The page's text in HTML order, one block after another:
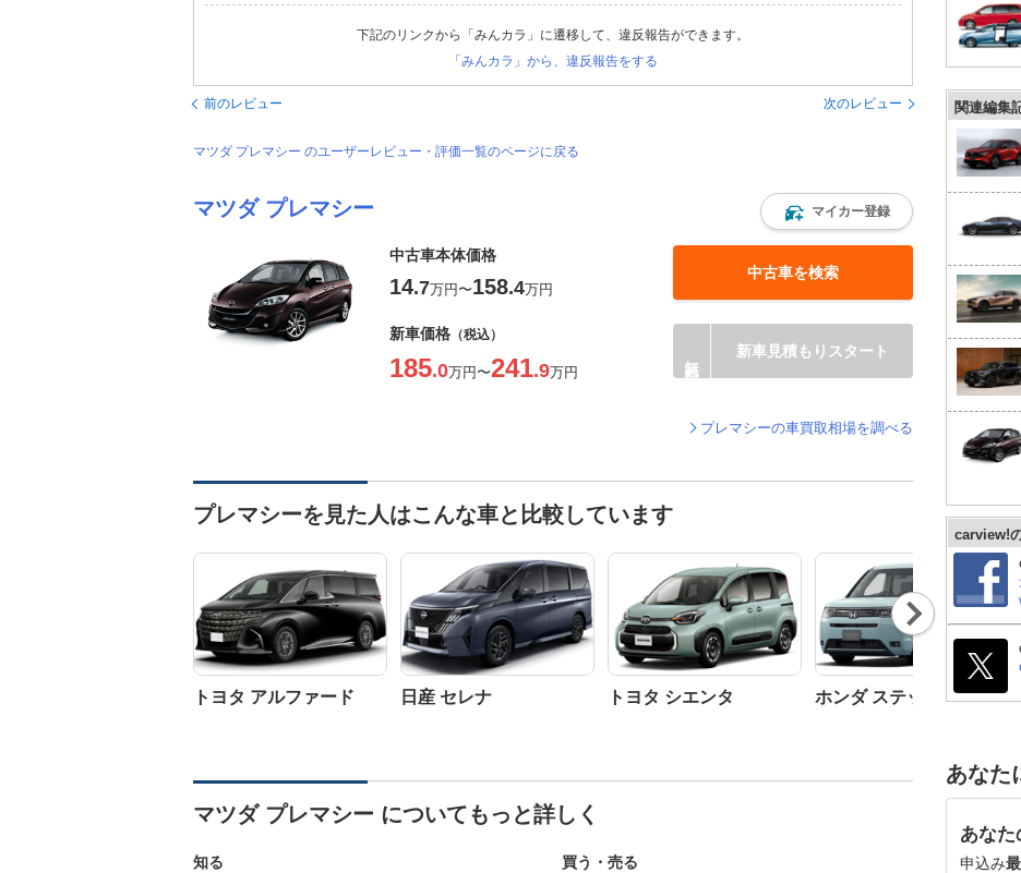
下記のリンクから「みんカラ」に遷移して、違反報告ができます。
「みんカラ」から、違反報告をする
前のレビュー 次のレビュー
マツダ プレマシー のユーザーレビュー・評価一覧のページに戻る
マツダ プレマシー マイカー登録
中古車本体価格
14.7万円〜158.4万円
中古車を検索
新車価格 （税込）
185.0万円〜241.9万円
新車見積もりスタート
プレマシーの車買取相場を調べる
プレマシーを見た人はこんな車と比較しています
トヨタ アルファード 日産 セレナ トヨタ シエンタ ホンダ ステップワゴン
Nex
t
マツダ プレマシー についてもっと詳しく
知る
買う・売る
関連編集
carview!
あなた
あなた
申込み